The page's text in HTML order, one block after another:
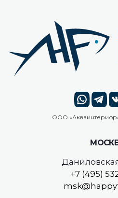
ООО «Акваинтериор
+7 (495)